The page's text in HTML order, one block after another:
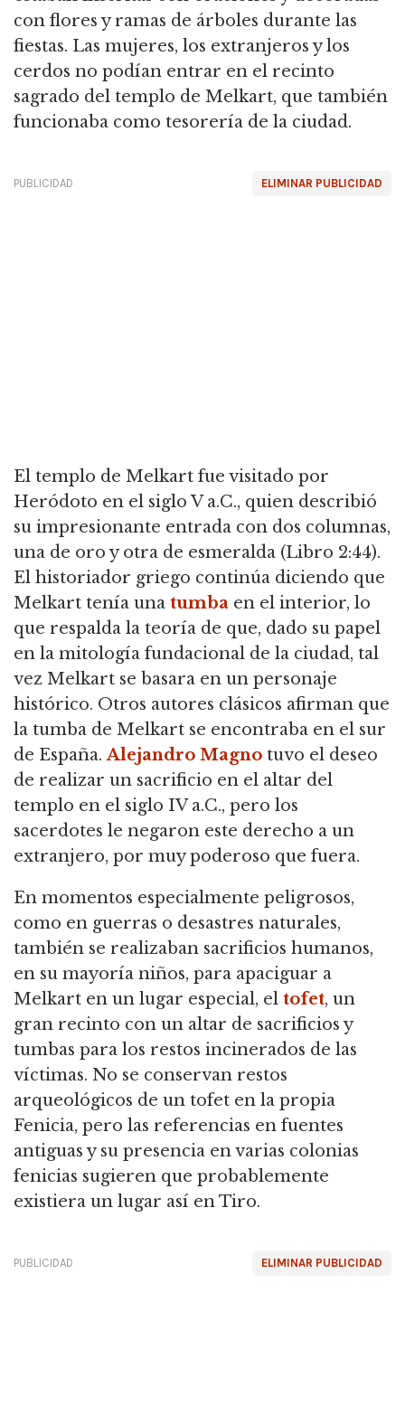
con flores y ramas de árboles durante las
fiestas. Las mujeres, los extranjeros y los
cerdos no podían entrar en el recinto
sagrado del templo de Melkart, que también
funcionaba como tesorería de la ciudad.
ELIMINAR PUBLICIDAD
PUBLICIDAD
El templo de Melkart fue visitado por
Heródoto en el siglo V a.C., quien describió
su impresionante entrada con dos columnas,
una de oro y otra de esmeralda (Libro 2:44).
El historiador griego continúa diciendo que
Melkart tenía una tumba en el interior, lo
que respalda la teoría de que, dado su papel
en la mitología fundacional de la ciudad, tal
vez Melkart se basara en un personaje
histórico. Otros autores clásicos afirman que
la tumba de Melkart se encontraba en el sur
de España.Alejandro Magno tuvo el deseo
de realizar un sacrificio en el altar del
templo en el siglo IV a.C., pero los
sacerdotes le negaron este derecho a un
extranjero, por muy poderoso que fuera.
En momentos especialmente peligrosos,
como en guerras o desastres naturales,
también se realizaban sacrificios humanos,
en su mayoría niños, para apaciguar a
Melkart en un lugar especial, el tofet, un
gran recinto con un altar de sacrificios y
tumbas para los restos incinerados de las
víctimas. No se conservan restos
arqueológicos de un tofet en la propia
Fenicia, pero las referencias en fuentes
antiguas y su presencia en varias colonias
fenicias sugieren que probablemente
existiera un lugar así en Tiro.
ELIMINAR PUBLICIDAD
PUBLICIDAD